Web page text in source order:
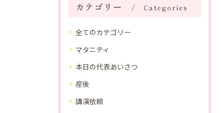
カテゴリー Categories
全てのカテゴリー
マタニティ
本日の代表あいさつ
産後
講演依頼